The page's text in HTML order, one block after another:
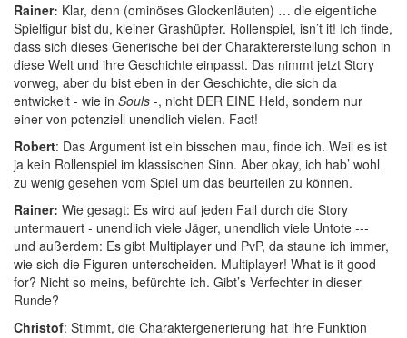
Rainer: Klar, denn (ominöses Glockenläuten) … die eigentliche
Spielfigur bist du, kleiner Grashüpfer. Rollenspiel, isn’t it! Ich finde,
dass sich dieses Generische bei der Charaktererstellung schon in
diese Welt und ihre Geschichte einpasst. Das nimmt jetzt Story
vorweg, aber du bist eben in der Geschichte, die sich da
entwickelt - wie in Souls -, nicht DER EINE Held, sondern nur
einer von potenziell unendlich vielen. Fact!
Robert: Das Argument ist ein bisschen mau, finde ich. Weil es ist
ja kein Rollenspiel im klassischen Sinn. Aber okay, ich hab’ wohl
zu wenig gesehen vom Spiel um das beurteilen zu können.
Rainer: Wie gesagt: Es wird auf jeden Fall durch die Story
untermauert - unendlich viele Jäger, unendlich viele Untote ---
und außerdem: Es gibt Multiplayer und PvP, da staune ich immer,
wie sich die Figuren unterscheiden. Multiplayer! What is it good
for? Nicht so meins, befürchte ich. Gibt’s Verfechter in dieser
Runde?
Christof: Stimmt, die Charaktergenerierung hat ihre Funktion